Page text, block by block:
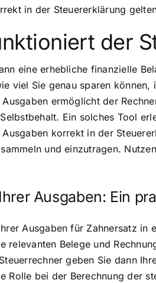
in der Steuererklärung
der
eine erhebliche finanzielle
viel Sie genau sparen
ermöglicht der
Ein solches Tool
Ausgaben korrekt in der
und einzutragen.
Ausgaben: Ein
Ausgaben für Zahnersatz
relevanten Belege und
geben Sie dann
Rolle bei der Berechnung der